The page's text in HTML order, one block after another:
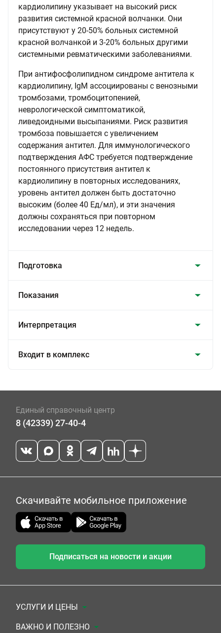
кардиолипину указывает на высокий риск
развития системной красной волчанки. Они
присутствуют у 20-50% больных системной
красной волчанкой и 3-20% больных другими
системными ревматическими заболеваниями.
При антифосфолипидном синдроме антитела к
кардиолипину, IgM ассоциированы с венозными
тромбозами, тромбоцитопенией,
неврологической симптоматикой,
ливедоидными высыпаниями. Риск развития
тромбоза повышается с увеличением
содержания антител. Для иммунологического
подтверждения АФС требуется подтверждение
постоянного присутствия антител к
кардиолипину в повторных исследованиях,
уровень антител должен быть достаточно
высоким (более 40 Ед/мл), и эти значения
должны сохраняться при повторном
исследовании через 12 недель.
Подготовка
Показания
Интерпретация
Входит в комплекс
Единый справочный центр
8 (42339) 27-40-4
Скачивайте мобильное приложение
Подписаться на новости и акции
УСЛУГИ И ЦЕНЫ
Анализы
ВАЖНО И ПОЛЕЗНО